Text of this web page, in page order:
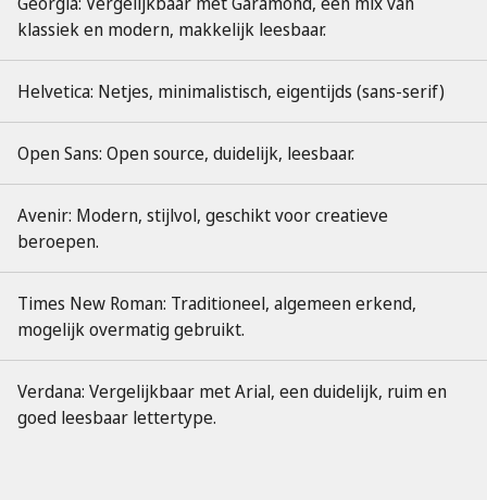
klassiek en modern, makkelijk leesbaar.
Helvetica: Netjes, minimalistisch, eigentijds (sans-serif)
Open Sans: Open source, duidelijk, leesbaar.
Avenir: Modern, stijlvol, geschikt voor creatieve
beroepen.
Times New Roman: Traditioneel, algemeen erkend,
mogelijk overmatig gebruikt.
Verdana: Vergelijkbaar met Arial, een duidelijk, ruim en
goed leesbaar lettertype.